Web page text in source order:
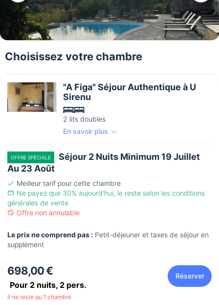
Choisissez votre chambre
"A Figa" Séjour Authentique à U
Sirenu
2 lits doubles
En savoir plus
OFFRE SPÉCIALE
Séjour 2 Nuits Minimum 19 Juillet
Au 23 Août
Meilleur tarif pour cette chambre
Ne payez que 30% aujourd'hui, le reste selon les conditions
générales de vente
Offre non annulable
Le prix ne comprend pas : Petit-déjeuner et taxes de séjour en
supplément
698,00 €
Pour 2 nuits, 2 pers.
Réserver
Il ne reste qu'1 chambre